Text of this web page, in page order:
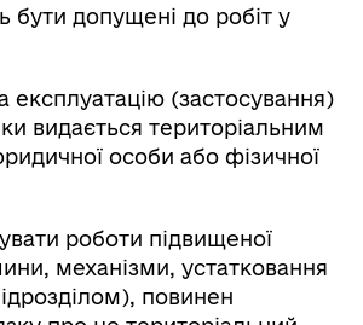
бути допущені до робіт у
експлуатацію (застосування)
видається територіальним
особи або фізичної
роботи підвищеної
механізми, устатковання
повинен